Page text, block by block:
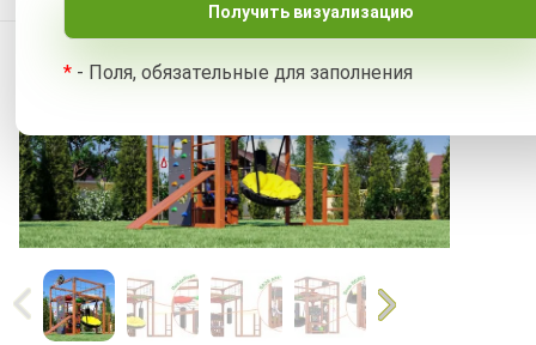
* - Поля, обязательные для заполнения